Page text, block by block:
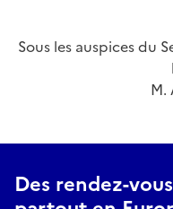
Sous les auspices du
M.
Des rendez-